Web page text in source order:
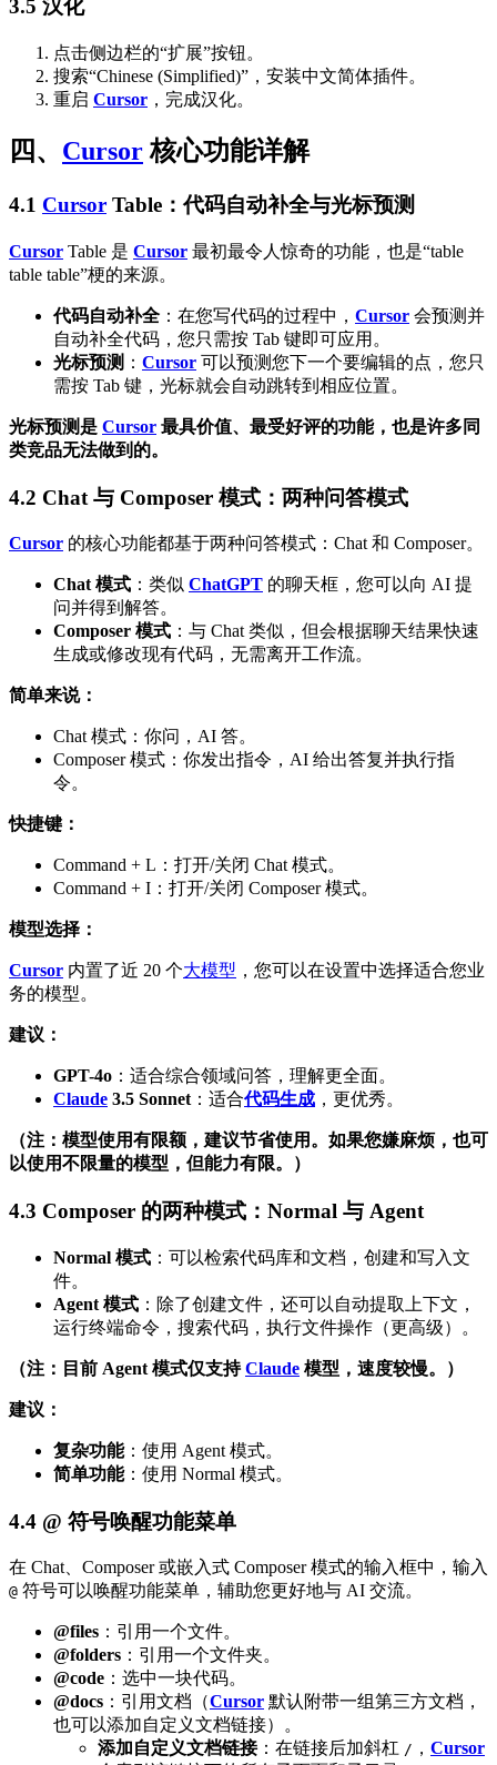
3.5 汉化
点击侧边栏的“扩展”按钮。
搜索“Chinese (Simplified)”，安装中文简体插件。
重启 Cursor ，完成汉化。
四、 Cursor核心功能详解
4.1 Cursor Table：代码自动补全与光标预测
Cursor Table 是 Cursor 最初最令人惊奇的功能，也是“table
table table”梗的来源。
代码自动补全 ：在您写代码的过程中， Cursor 会预测并
自动补全代码，您只需按 Tab 键即可应用。
光标预测 ： Cursor 可以预测您下一个要编辑的点，您只
需按 Tab 键，光标就会自动跳转到相应位置。
光标预测是 Cursor 最具价值、最受好评的功能，也是许多同
类竞品无法做到的。
4.2 Chat 与 Composer 模式：两种问答模式
Cursor 的核心功能都基于两种问答模式：Chat 和 Composer。
Chat 模式 ：类似 ChatGPT 的聊天框，您可以向 AI 提
问并得到解答。
Composer 模式 ：与 Chat 类似，但会根据聊天结果快速
生成或修改现有代码，无需离开工作流。
简单来说：
Chat 模式：你问，AI 答。
Composer 模式：你发出指令，AI 给出答复并执行指
令。
快捷键：
Command + L：打开/关闭 Chat 模式。
Command + I：打开/关闭 Composer 模式。
模型选择：
Cursor 内置了近 20 个大模型 ，您可以在设置中选择适合您业
务的模型。
建议：
GPT-4o ：适合综合领域问答，理解更全面。
Claude 3.5 Sonnet：适合代码生成 ，更优秀。
（注：模型使用有限额，建议节省使用。如果您嫌麻烦，也可
以使用不限量的模型，但能力有限。）
4.3 Composer 的两种模式：Normal 与 Agent
Normal 模式 ：可以检索代码库和文档，创建和写入文
件。
Agent 模式 ：除了创建文件，还可以自动提取上下文，
运行终端命令，搜索代码，执行文件操作（更高级）。
（注：目前 Agent 模式仅支持Claude 模型，速度较慢。）
建议：
复杂功能：使用 Agent 模式。
简单功能：使用 Normal 模式。
4.4 @ 符号唤醒功能菜单
在 Chat、Composer 或嵌入式 Composer 模式的输入框中，输入
@ 符号可以唤醒功能菜单，辅助您更好地与 AI 交流。
@files ：引用一个文件。
@folders ：引用一个文件夹。
@code ：选中一块代码。
@docs ：引用文档（Cursor 默认附带一组第三方文档，
也可以添加自定义文档链接）。
添加自定义文档链接：在链接后加斜杠 / ， Cursor